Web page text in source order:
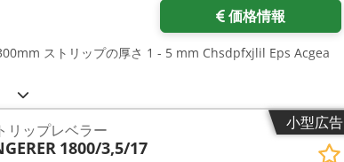
価格情報
ストリップの厚さ 1 - 5 mm Chsdpfxjlil Eps Acgea
小型広告
リップレベラー
1800/3,5/17